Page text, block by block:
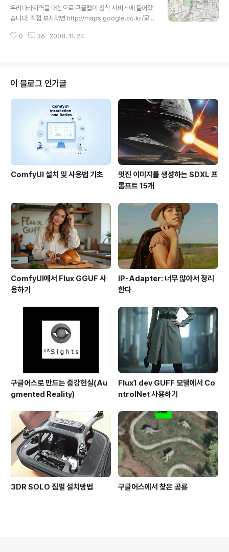
콘이 들어갔다는 것입니다. (콘트롤도 이쁘게 변했네요) 우
측에 있는 그림은 예전 구글맵의 콘트롤(오른쪽)과 이번 개
콘만 삽입된 것이 아니라, 콘트롤의 모양이 훨씬 이뻐졌다
우리나라지역을 대상으로 구글맵이 정식 서비스에 들어갔
습니다. 직접 보시려면 http://maps.google.co.kr/로
해 본 모습입니다. 위성지도/도로지도/지형지도를 각각 캡
구분이 되고, 특히 위성지도를 볼 때도 그리 혼란스럽지 않
다는 느낌입니다. 아래는 대전 부근을 축소하여 바라본 모
습입니다. 축소를 한 상태에서도 꽤 깨끗하게 보입니다. 특
히 저는 지형지도가 마음에 드네요. ==== 하지만, 이뿐입
니다. 이번에 정식 오픈한 우리나라지역 구글맵은 여러가
지 한계가 있습니다. ..
0 36 2008. 11. 24.
이 블로그 인기글
ComfyUI 설치 및 사용법 기초
멋진 이미지를 생성하는 SDXL 프
롬프트 15개
ComfyUI에서 Flux GGUF 사
용하기
IP-Adapter: 너무 많아서 정리
한다
구글어스로 만드는 증강현실(Au
gmented Reality)
Flux1 dev GUFF 모델에서 Co
ntrolNet 사용하기
3DR SOLO 짐벌 설치방법 구글어스에서 찾은 공룡